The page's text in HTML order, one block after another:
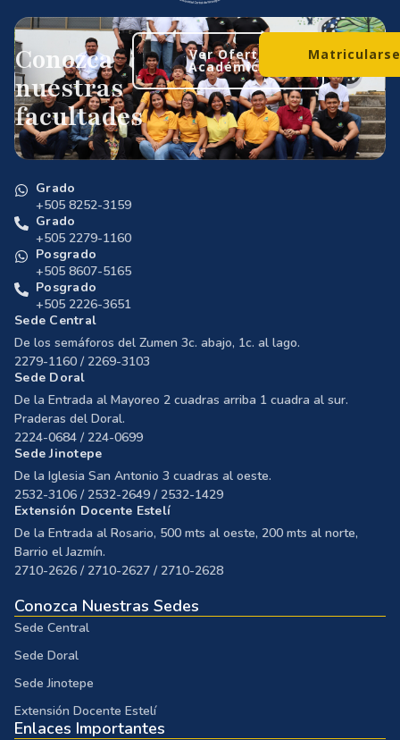
Conozca
nuestras
facultades
Ver Oferta
Académica
Grado
+505 8252-3159
Grado
+505 2279-1160
Posgrado
+505 8607-5165
Posgrado
+505 2226-3651
Sede Central
De los semáforos del Zumen 3c. abajo, 1c. al lago.
2279-1160 / 2269-3103
Sede Doral
De la Entrada al Mayoreo 2 cuadras arriba 1 cuadra al sur.
Praderas del Doral.
2224-0684 / 224-0699
Sede Jinotepe
De la Iglesia San Antonio 3 cuadras al oeste.
2532-3106 / 2532-2649 / 2532-1429
Extensión Docente Estelí
De la Entrada al Rosario, 500 mts al oeste, 200 mts al norte,
Barrio el Jazmín.
2710-2626 / 2710-2627 / 2710-2628
Conozca Nuestras Sedes
Sede Central
Sede Doral
Sede Jinotepe
Extensión Docente Estelí
Enlaces Importantes